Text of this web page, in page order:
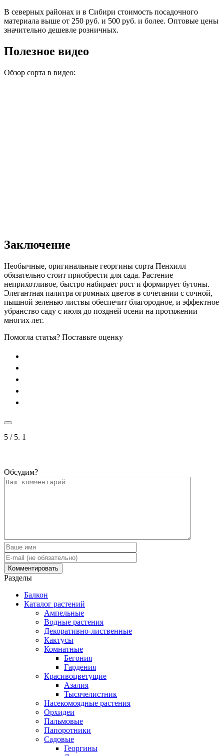
В северных районах и в Сибири стоимость посадочного
материала выше от 250 руб. и 500 руб. и более. Оптовые цены
значительно дешевле розничных.
Полезное видео
Обзор сорта в видео:
Заключение
Необычные, оригинальные георгины сорта Пенхилл
обязательно стоит приобрести для сада. Растение
неприхотливое, быстро набирает рост и формирует бутоны.
Элегантная палитра огромных цветов в сочетании с сочной,
пышной зеленью листвы обеспечит благородное, и эффектное
убранство саду с июля до поздней осени на протяжении
многих лет.
Помогла статья? Поставьте оценку
5 / 5. 1
Обсудим?
Разделы
Балкон
Каталог растений
Ампельные
Водные растения
Декоративно-лиственные
Кактусы
Комнатные
Бегония
Гардения
Красивоцветущие
Азалия
Тысячелистник
Насекомоядные растения
Орхидеи
Пальмовые
Папоротники
Садовые
Георгины